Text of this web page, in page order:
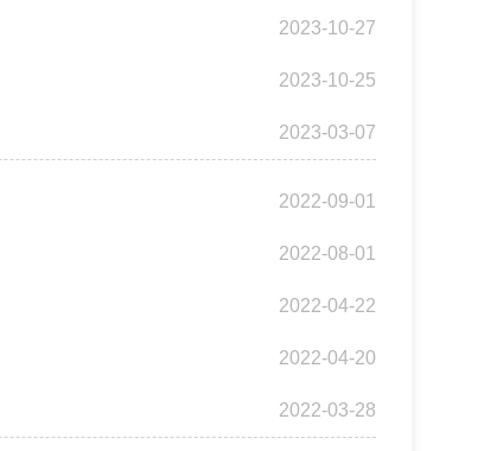
2023-10-27
2023-10-25
2023-03-07
2022-09-01
2022-08-01
2022-04-22
2022-04-20
2022-03-28